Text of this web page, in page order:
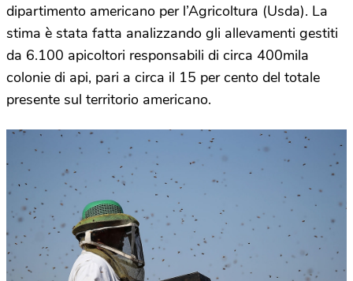
dipartimento americano per l’Agricoltura (Usda). La
stima è stata fatta analizzando gli allevamenti gestiti
da 6.100 apicoltori responsabili di circa 400mila
colonie di api, pari a circa il 15 per cento del totale
presente sul territorio americano.